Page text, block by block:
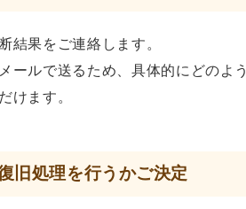
結果をご連絡します。
ールで送るため、具体的にどのよ
けます。
旧処理を行うかご決定